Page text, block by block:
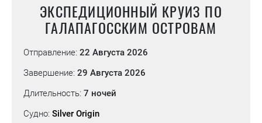
ЭКСПЕДИЦИОННЫЙ КРУИЗ ПО
ГАЛАПАГОССКИМ ОСТРОВАМ
Отправление: 22 Августа 2026
Завершение: 29 Августа 2026
Длительность: 7 ночей
Судно: Silver Origin